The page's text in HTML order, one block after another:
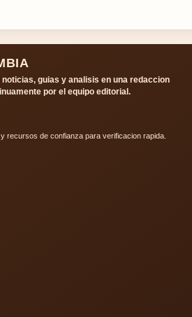
guias y analisis en una redaccion
por el equipo editorial.
recursos de confianza para verificacion rapida.